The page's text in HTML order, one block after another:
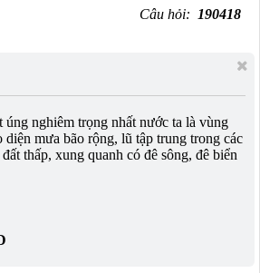
Câu hỏi: 190418
nghiêm trọng nhất nước ta là vùng
diện mưa bão rộng, lũ tập trung trong các
thấp, xung quanh có đê sông, đê biển